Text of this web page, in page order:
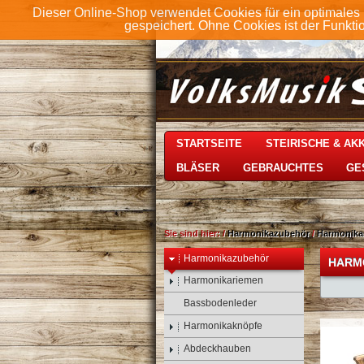
Dieser Online-Shop verwendet Cookies für ein
gespeichert. Ohne Cookies ist der
STARTSEITE STEIRISCHE &
BLÄSER GEBRAUCHTES
Sie sind hier:/Harmonikazubehör/
Harmonikazubehör
Harmonikariemen
Bassbodenleder
Harmonikaknöpfe
Abdeckhauben